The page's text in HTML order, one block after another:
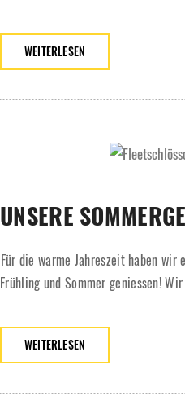
WEITERLESEN
UNSERE
⁣⁣Für die warme Jahreszeit haben
Frühling und Sommer geniessen!
WEITERLESEN